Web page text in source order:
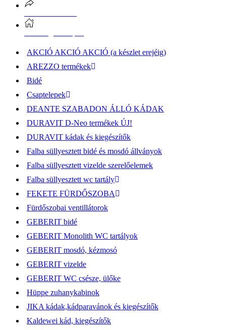
AKCIÓ AKCIÓ AKCIÓ (a készlet erejéig)
AREZZO termékek
Bidé
Csaptelepek
DEANTE SZABADON ÁLLÓ KÁDAK
DURAVIT D-Neo termékek ÚJ!
DURAVIT kádak és kiegészítők
Falba süllyesztett bidé és mosdó állványok
Falba süllyesztett vizelde szerelőelemek
Falba süllyesztett wc tartály
FEKETE FÜRDŐSZOBA
Fürdőszobai ventillátorok
GEBERIT bidé
GEBERIT Monolith WC tartályok
GEBERIT mosdó, kézmosó
GEBERIT vizelde
GEBERIT WC csésze, ülőke
Hüppe zuhanykabinok
JIKA kádak,kádparavánok és kiegészítők
Kaldewei kád, kiegészítők